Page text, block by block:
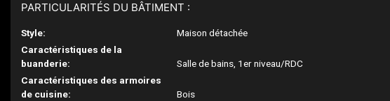
PARTICULARITÉS DU BÂTIMENT :
Style:
Maison détachée
Caractéristiques de la
buanderie:
Salle de bains, 1er niveau/RDC
Caractéristiques des armoires
de cuisine:
Bois